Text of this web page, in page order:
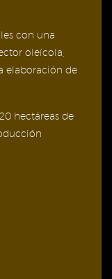
con una
oleícola,
elaboración de
hectáreas de